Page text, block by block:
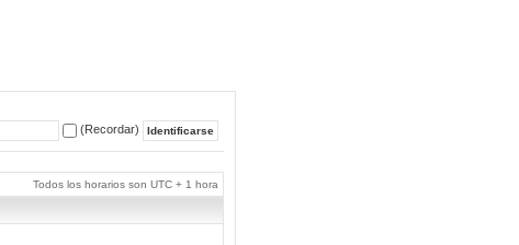
(Recordar)
Todos los horarios son UTC + 1 hora